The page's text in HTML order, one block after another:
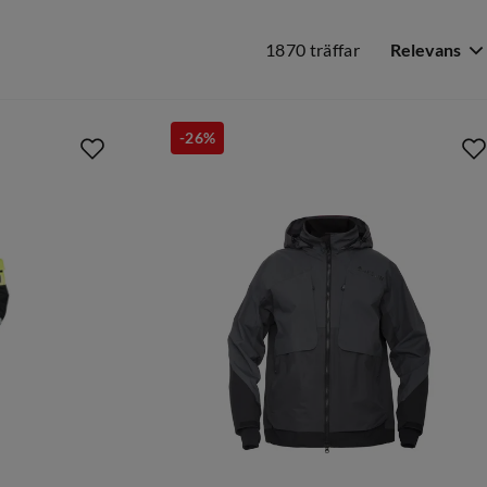
1870 träffar Relevans
-26%